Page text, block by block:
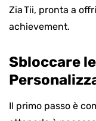
Zia Tii, pronta a
achievement.
Sbloccare
Il primo passo è